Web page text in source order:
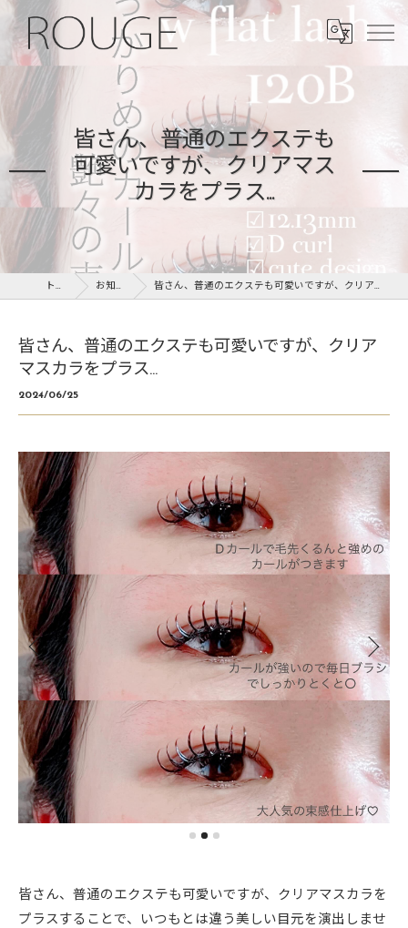
皆さん、普通のエクステも
可愛いですが、クリアマス
カラをプラス...
トップ お知らせ 皆さん、普通のエクステも可愛いですが、クリアマスカラをプラス...
皆さん、普通のエクステも可愛いですが、クリア
マスカラをプラス...
2024/06/25
皆さん、普通のエクステも可愛いですが、クリアマスカラを
プラスすることで、いつもとは違う美しい目元を演出しませ